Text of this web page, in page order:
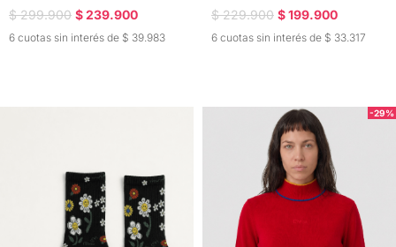
$ 299.900 $ 239.900
6 cuotas sin interés de $ 39.983
$ 229.900 $ 199.900
6 cuotas sin interés de $ 33.317
-29%